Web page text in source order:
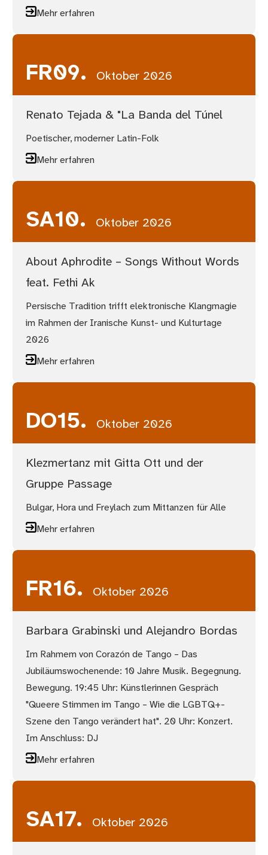
Mehr erfahren
FR09. Oktober 2026
Renato Tejada & "La Banda del Túnel
Poetischer, moderner Latin-Folk
Mehr erfahren
SA10. Oktober 2026
About Aphrodite – Songs Without Words
feat. Fethi Ak
Persische Tradition trifft elektronische Klangmagie
im Rahmen der Iranische Kunst- und Kulturtage
2026
Mehr erfahren
DO15. Oktober 2026
Klezmertanz mit Gitta Ott und der
Gruppe Passage
Bulgar, Hora und Freylach zum Mittanzen für Alle
Mehr erfahren
FR16. Oktober 2026
Barbara Grabinski und Alejandro Bordas
Im Rahmem von Corazón de Tango – Das
Jubiläumswochenende: 10 Jahre Musik. Begegnung.
Bewegung. 19:45 Uhr: Künstlerinnen Gespräch
"Queere Stimmen im Tango – Wie die LGBTQ+-
Szene den Tango verändert hat". 20 Uhr: Konzert.
Im Anschluss: DJ
Mehr erfahren
SA17. Oktober 2026